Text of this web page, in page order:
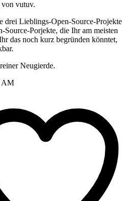
vutuv.
drei Lieblings-Open-Source-Projekte
Source-Porjekte, die Ihr am meisten
das noch kurz begründen könntet,
Neugierde.
AM